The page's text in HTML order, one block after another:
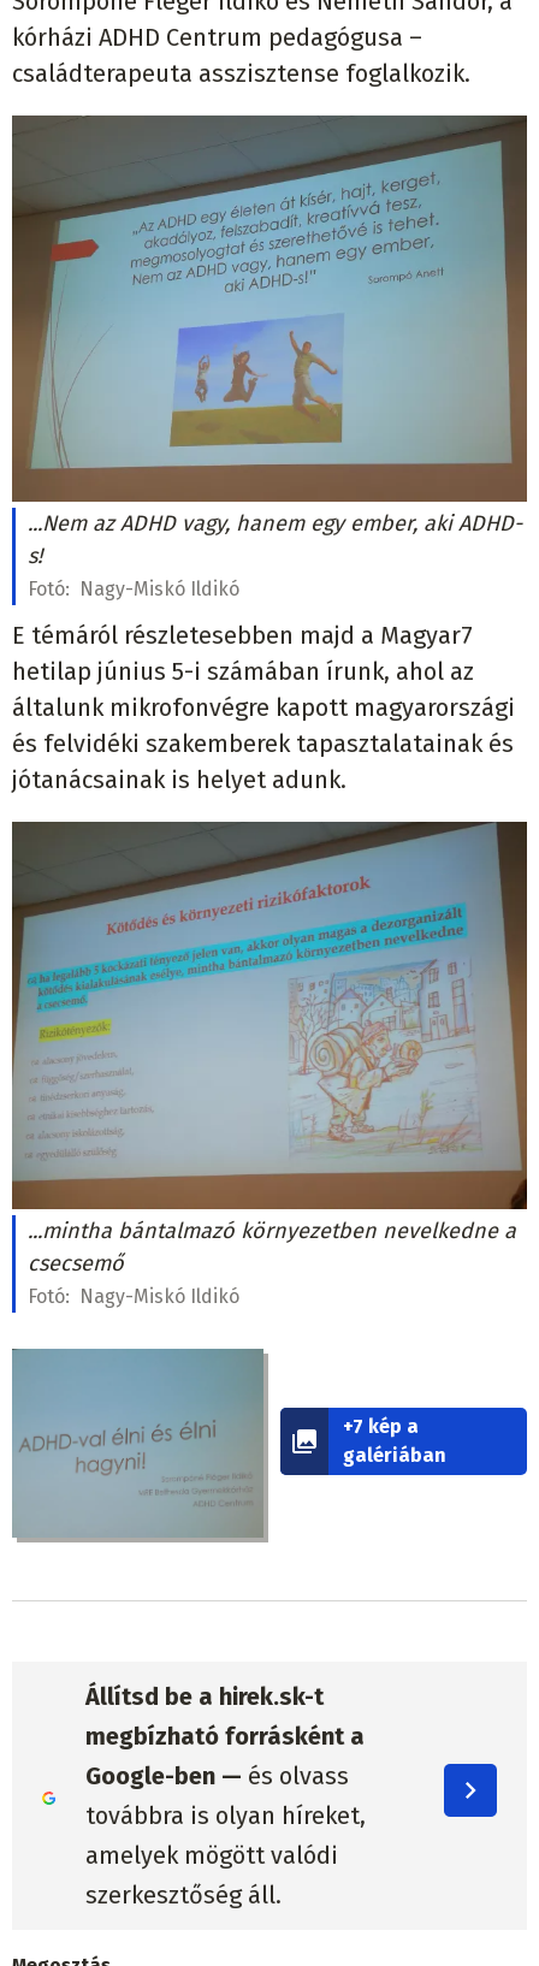
kórházi ADHD Centrum pedagógusa –
családterapeuta asszisztense foglalkozik.
...Nem az ADHD vagy, hanem egy ember, aki ADHD-
s!
Fotó: Nagy-Miskó Ildikó
E témáról részletesebben majd a Magyar7
hetilap június 5-i számában írunk, ahol az
általunk mikrofonvégre kapott magyarországi
és felvidéki szakemberek tapasztalatainak és
jótanácsainak is helyet adunk.
...mintha bántalmazó környezetben nevelkedne a
csecsemő
Fotó: Nagy-Miskó Ildikó
+7 kép a
galériában
Állítsd be a hirek.sk-t
megbízható forrásként a
Google-ben — és olvass
továbbra is olyan híreket,
amelyek mögött valódi
szerkesztőség áll.